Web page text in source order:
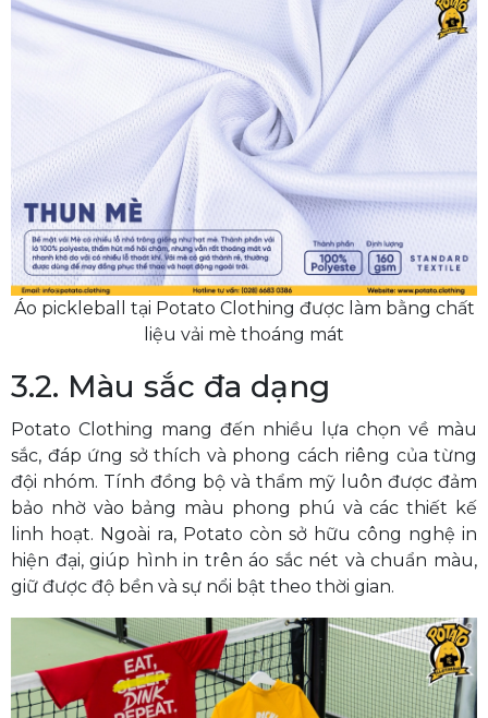
Áo pickleball tại Potato Clothing được làm bằng chất
liệu vải mè thoáng mát
3.2. Màu sắc đa dạng
Potato Clothing mang đến nhiều lựa chọn về màu
sắc, đáp ứng sở thích và phong cách riêng của từng
đội nhóm. Tính đồng bộ và thẩm mỹ luôn được đảm
bảo nhờ vào bảng màu phong phú và các thiết kế
linh hoạt. Ngoài ra, Potato còn sở hữu công nghệ in
hiện đại, giúp hình in trên áo sắc nét và chuẩn màu,
giữ được độ bền và sự nổi bật theo thời gian.